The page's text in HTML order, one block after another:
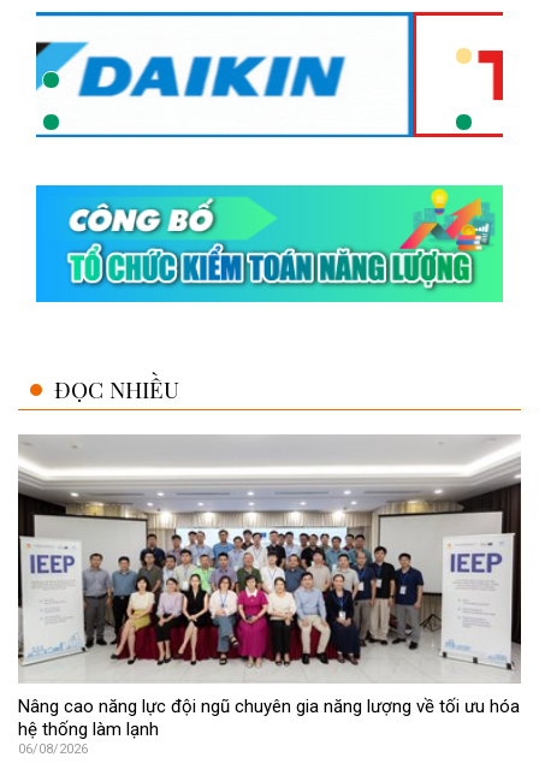
ĐỌC NHIỀU
Nâng cao năng lực đội ngũ chuyên gia năng lượng về tối ưu hóa
hệ thống làm lạnh
06/08/2026